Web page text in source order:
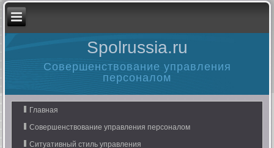
Spolrussia.ru
Совершенствование управления
персоналом
Главная
Совершенствование управления персоналом
Ситуативный стиль управления